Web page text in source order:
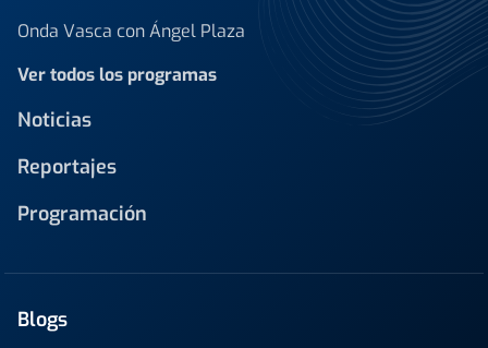
Onda Vasca con Ángel Plaza
Ver todos los programas
Noticias
Reportajes
Programación
Blogs